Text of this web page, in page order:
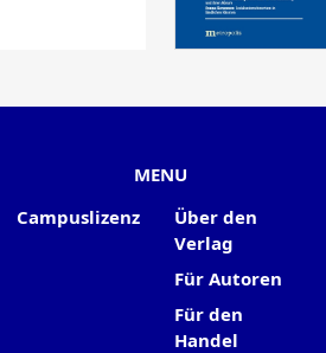
MENU
Campuslizenz
Über den
Verlag
Für Autoren
Für den
Handel